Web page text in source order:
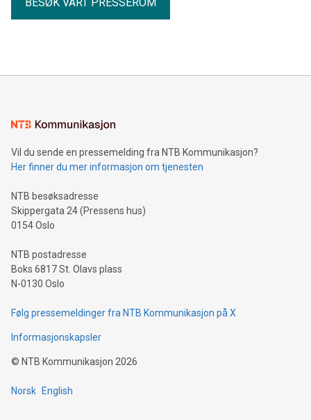
BESØK VÅRT PRESSEROM
Vil du sende en pressemelding fra NTB Kommunikasjon?
Her finner du mer informasjon om tjenesten
NTB besøksadresse
Skippergata 24 (Pressens hus)
0154 Oslo
NTB postadresse
Boks 6817 St. Olavs plass
N-0130 Oslo
Følg pressemeldinger fra NTB Kommunikasjon på X
Informasjonskapsler
© NTB Kommunikasjon 2026
Norsk English